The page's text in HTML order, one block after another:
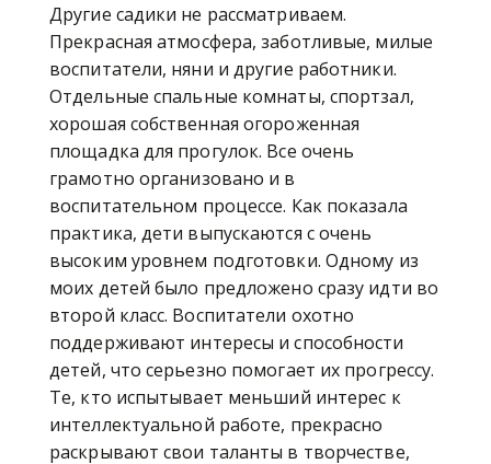
Другие садики не рассматриваем.
Прекрасная атмосфера, заботливые, милые
воспитатели, няни и другие работники.
Отдельные спальные комнаты, спортзал,
хорошая собственная огороженная
площадка для прогулок. Все очень
грамотно организовано и в
воспитательном процессе. Как показала
практика, дети выпускаются с очень
высоким уровнем подготовки. Одному из
моих детей было предложено сразу идти во
второй класс. Воспитатели охотно
поддерживают интересы и способности
детей, что серьезно помогает их прогрессу.
Те, кто испытывает меньший интерес к
интеллектуальной работе, прекрасно
раскрывают свои таланты в творчестве,